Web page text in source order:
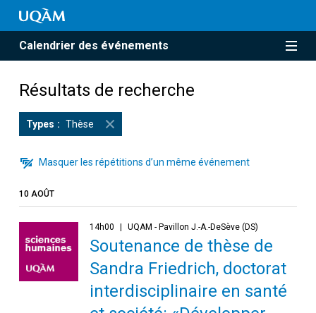
Calendrier des événements
Résultats de recherche
Types Thèse
Masquer les répétitions d’un même événement
10 AOÛT
14h00 UQAM - Pavillon J.-A.-DeSève (DS)
Soutenance de thèse de
Sandra Friedrich, doctorat
interdisciplinaire en santé